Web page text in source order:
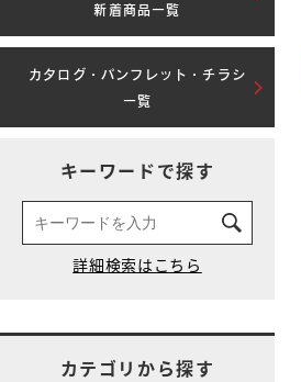
新着商品一覧
カタログ・パンフレット・チラシ
一覧
キーワードで探す
カテゴリから探す